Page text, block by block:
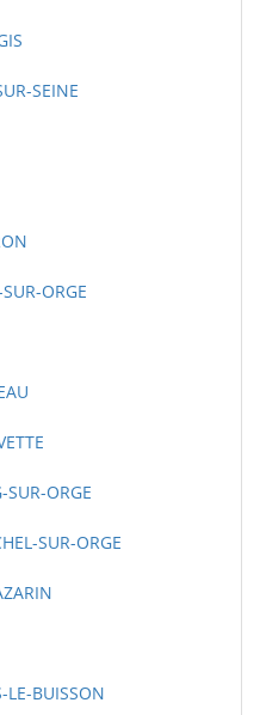
SEINE
ORGE
ORGE
SUR-ORGE
BUISSON